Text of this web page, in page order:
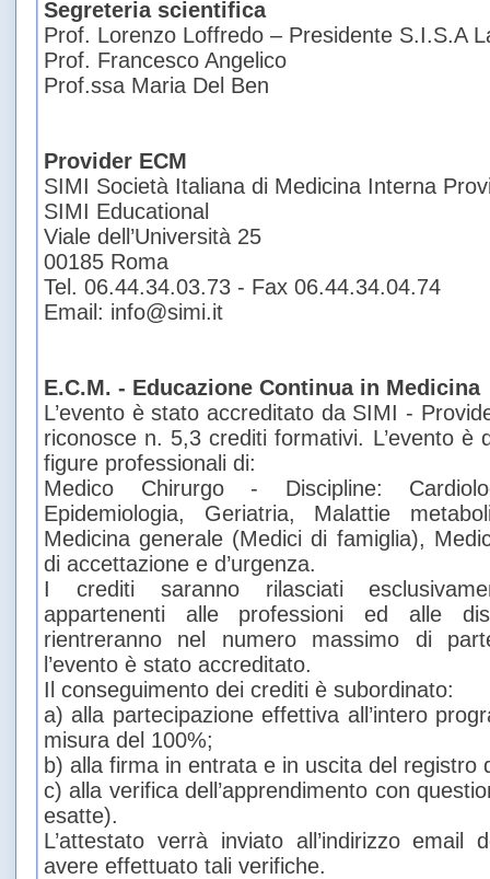
Segreteria scientifica
Prof. Lorenzo Loffredo – Presidente S.I.S.A
Prof. Francesco Angelico
Prof.ssa Maria Del Ben
Provider ECM
SIMI Società Italiana di Medicina Interna
SIMI Educational
Viale dell’Università 25
00185 Roma
Tel. 06.44.34.03.73 - Fax 06.44.34.04.74
Email: info@simi.it
E.C.M. - Educazione Continua in Medicina
L’evento è stato accreditato da SIMI -
riconosce n. 5,3 crediti formativi. L’evento è
figure professionali di:
Medico Chirurgo - Discipline:
Epidemiologia, Geriatria, Malattie
Medicina generale (Medici di famiglia),
di accettazione e d’urgenza.
I crediti saranno rilasciati
appartenenti alle professioni ed alle
rientreranno nel numero massimo di
l’evento è stato accreditato.
Il conseguimento dei crediti è subordinato:
a) alla partecipazione effettiva all’intero
misura del 100%;
b) alla firma in entrata e in uscita del registro
c) alla verifica dell’apprendimento con
esatte).
L’attestato verrà inviato all’indirizzo email
avere effettuato tali verifiche.